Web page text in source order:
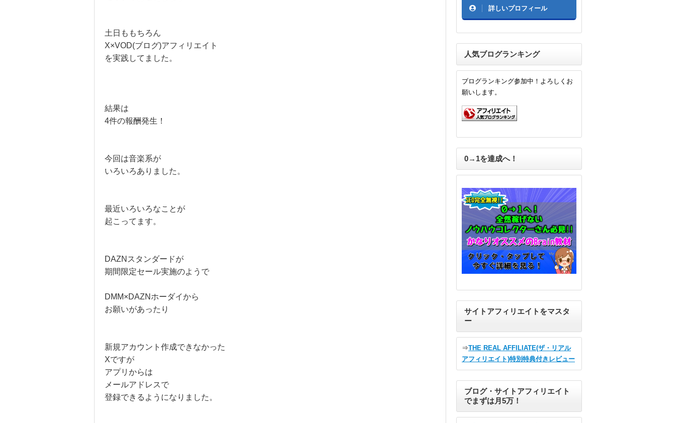
土日ももちろん
X×VOD(ブログ)アフィリエイト
を実践してました。
結果は
4件の報酬発生！
今回は音楽系が
いろいろありました。
最近いろいろなことが
起こってます。
DAZNスタンダードが
期間限定セール実施のようで
DMM×DAZNホーダイから
お願いがあったり
新規アカウント作成できなかった
Xですが
アプリからは
メールアドレスで
登録できるようになりました。
詳しいプロフィール
人気ブログランキング
ブログランキング参加中！よろしくお
願いします。
0→1を達成へ！
サイトアフィリエイトをマスタ
ー
⇒THE REAL AFFILIATE(ザ・リアル
アフィリエイト)特別特典付きレビュー
ブログ・サイトアフィリエイト
でまずは月5万！